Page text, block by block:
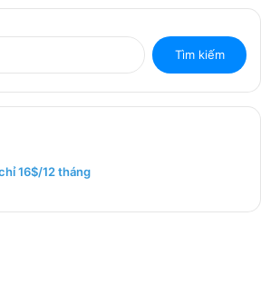
o
16$/12 tháng